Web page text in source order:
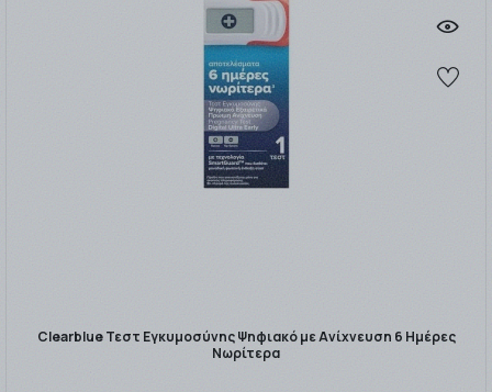
Clearblue Τεστ Εγκυμοσύνης Ψηφιακό με Ανίχνευση 6 Ημέρες
Νωρίτερα